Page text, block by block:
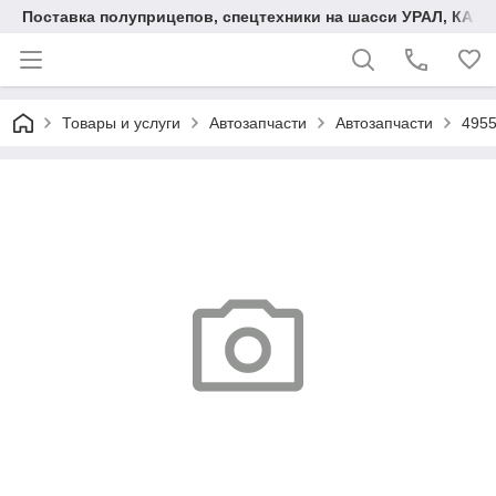
Поставка полуприцепов, спецтехники на шасси УРАЛ,
Товары и услуги Автозапчасти Автозапчасти